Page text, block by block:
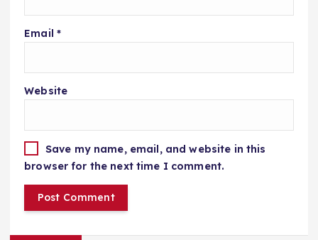
Email *
Website
Save my name, email, and website in this
browser for the next time I comment.